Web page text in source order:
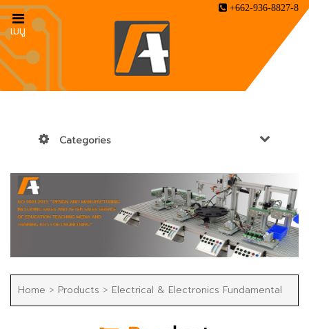
+662-936-8827-8
เมนู
Categories
Home > Products > Electrical & Electronics Fundamental